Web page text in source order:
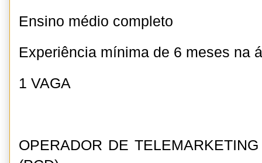
Ensino médio completo
Experiência mínima de 6 meses na
1 VAGA
OPERADOR DE